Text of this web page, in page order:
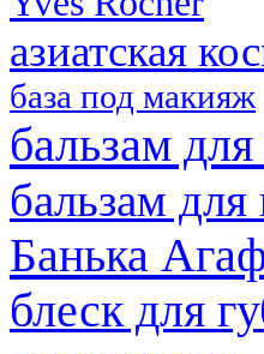
азиатская
база под макияж
бальзам
бальзам для
Банька
блеск для